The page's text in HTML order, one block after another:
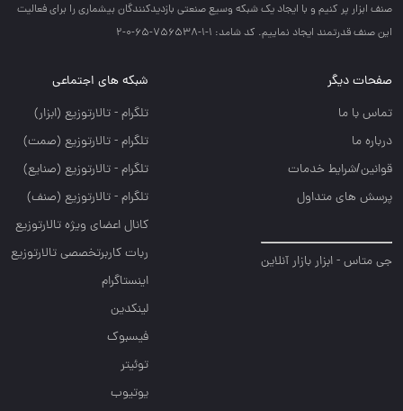
صنف ابزار پر كنيم و با ايجاد يك شبكه وسيع صنعتي بازديدكنندگان بيشماري را براي فعاليت
اين صنف قدرتمند ايجاد نماييم. کد شامد: 1-1-756538-65-0-2
صفحات دیگر
تماس با ما
درباره ما
قوانین/شرایط خدمات
پرسش های متداول
جی متاس - ابزار بازار آنلاین
شبکه های اجتماعی
تلگرام - تالارتوزيع (ابزار)
تلگرام - تالارتوزيع (صمت)
تلگرام - تالارتوزيع (صنايع)
تلگرام - تالارتوزیع (صنف)
کانال اعضای ویژه تالارتوزیع
ربات کاربرتخصصی تالارتوزیع
اینستاگرام
لینکدین
فیسبوک
توئیتر
یوتیوب